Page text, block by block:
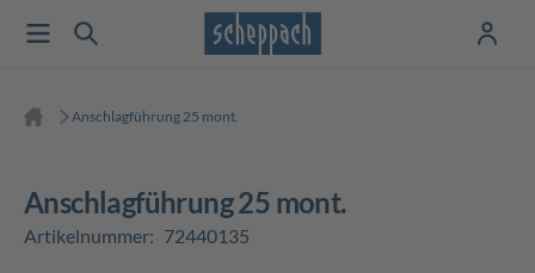
Anschlagführung 25 mont.
Anschlagführung 25 mont.
Artikelnummer: 72440135